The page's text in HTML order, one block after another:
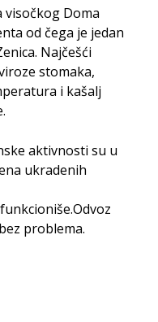
visočkog Doma
od čega je jedan
Najčešći
stomaka,
i kašalj
aktivnosti su u
ukradenih
problema.